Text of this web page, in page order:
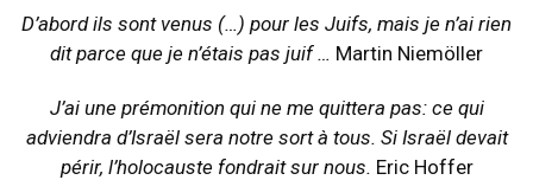
D’abord ils sont venus (…) pour les Juifs, mais je n’ai rien
dit parce que je n’étais pas juif … Martin Niemöller
J’ai une prémonition qui ne me quittera pas: ce qui
adviendra d’Israël sera notre sort à tous. Si Israël devait
périr, l’holocauste fondrait sur nous. Eric Hoffer